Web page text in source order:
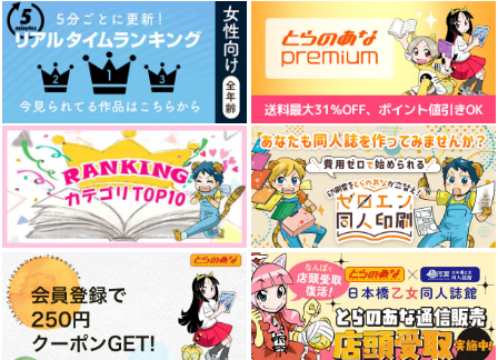
心心相印
Gottani
710円（税込）
Anecdotes
こんなもん
472円（税込）
embrace
smallbox
1,257円（税込）